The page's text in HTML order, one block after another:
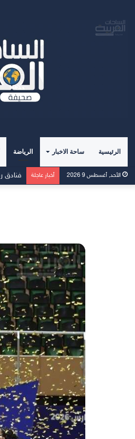
الرئيسية ساحة الاخبار الرياضة
الأحد, أغسطس 9 2026 أخبار عاجلة